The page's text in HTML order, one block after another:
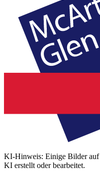
KI-Hinweis: Einige Bilder auf
KI erstellt oder bearbeitet.